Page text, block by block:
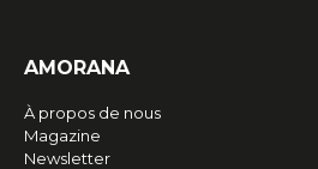
AMORANA
À propos de nous
Magazine
Newsletter